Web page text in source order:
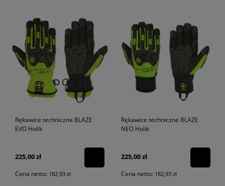
Rękawice techniczne BLAZE
EVO Holik
225,00 zł
Cena netto: 182,93 zł
Rękawice techniczne BLAZE
NEO Holik
225,00 zł
Cena netto: 182,93 zł